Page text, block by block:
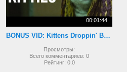
00:01:44
BONUS VID: Kittens Droppin' Beats
Просмотры:
Всего комментариев: 0
Рейтинг: 0.0